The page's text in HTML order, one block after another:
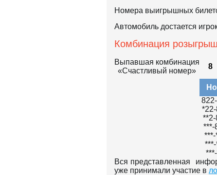
Номера выигрышных
Автомобиль достается
Комбинация
Выпавшая комбинация
«Счастливый номер»
8
***-
Вся представленная
уже принимали участие в